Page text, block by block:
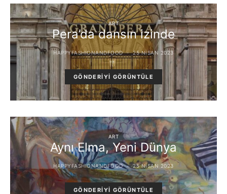
ART
Pera’da dansın izinde
HAPPYFASHIONANDFOOD 25 NISAN 2023
GÖNDERIYI GÖRÜNTÜLE
ART
Aynı Elma, Yeni Dünya
HAPPYFASHIONANDFOOD 25 NISAN 2023
GÖNDERIYI GÖRÜNTÜLE